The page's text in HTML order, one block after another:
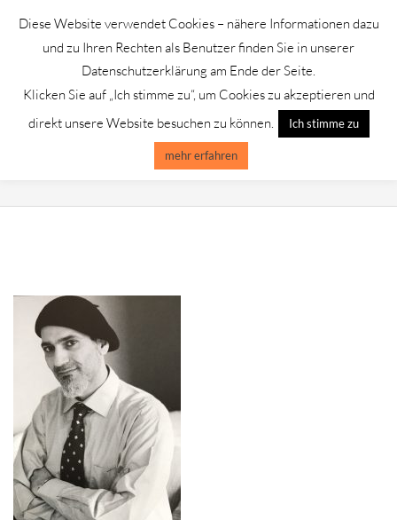
content GALERIE CHROMIK
Primary
Navigation
MOHAMMAD RAZMJOU
Diese Website verwendet Cookies – nähere Informationen dazu
und zu Ihren Rechten als Benutzer finden Sie in unserer
Datenschutzerklärung am Ende der Seite.
Klicken Sie auf „Ich stimme zu“, um Cookies zu akzeptieren und
direkt unsere Website besuchen zu können.
Ich stimme zu
mehr erfahren